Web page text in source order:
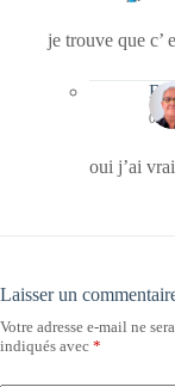
je trouve que c’
09/
oui j’ai
Laisser un
Votre adresse e-mail ne
indiqués avec *